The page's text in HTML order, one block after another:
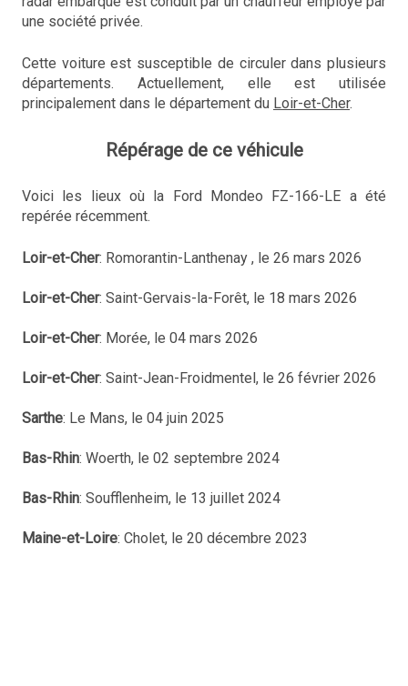
une société privée.
Cette voiture est susceptible de circuler dans plusieurs
départements. Actuellement, elle est utilisée
principalement dans le département du Loir-et-Cher.
Répérage de ce véhicule
Voici les lieux où la Ford Mondeo FZ-166-LE a été
repérée récemment.
Loir-et-Cher: Romorantin-Lanthenay , le 26 mars 2026
Loir-et-Cher: Saint-Gervais-la-Forêt, le 18 mars 2026
Loir-et-Cher: Morée, le 04 mars 2026
Loir-et-Cher: Saint-Jean-Froidmentel, le 26 février 2026
Sarthe: Le Mans, le 04 juin 2025
Bas-Rhin: Woerth, le 02 septembre 2024
Bas-Rhin: Soufflenheim, le 13 juillet 2024
Maine-et-Loire: Cholet, le 20 décembre 2023